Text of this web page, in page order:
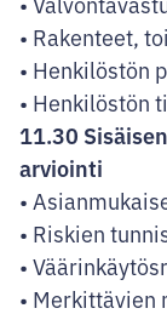
• Rakenteet,
• Henkilöstön
• Henkilöstön
11.30
arviointi
•
• Riskien
•
• Merkittävien